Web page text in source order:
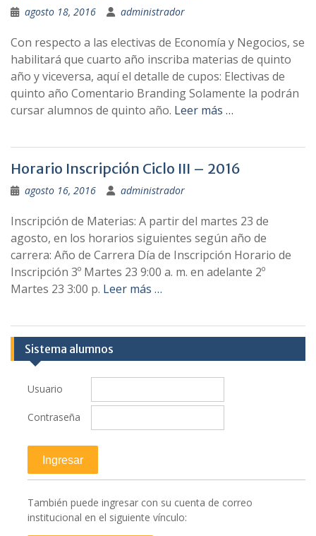
agosto 18, 2016 administrador
Con respecto a las electivas de Economía y Negocios, se
habilitará que cuarto año inscriba materias de quinto
año y viceversa, aquí el detalle de cupos: Electivas de
quinto año Comentario Branding Solamente la podrán
cursar alumnos de quinto año. Leer más …
Horario Inscripción Ciclo III – 2016
agosto 16, 2016 administrador
Inscripción de Materias: A partir del martes 23 de
agosto, en los horarios siguientes según año de
carrera: Año de Carrera Día de Inscripción Horario de
Inscripción 3º Martes 23 9:00 a. m. en adelante 2º
Martes 23 3:00 p. Leer más …
Sistema alumnos
Usuario
Contraseña
También puede ingresar con su cuenta de correo
institucional en el siguiente vínculo: